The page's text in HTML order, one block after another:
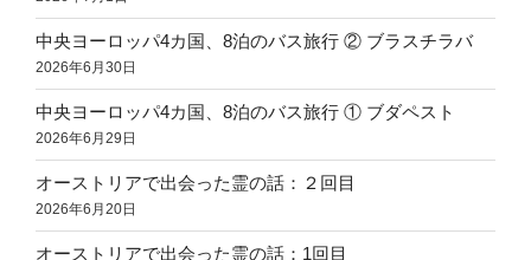
中央ヨーロッパ4カ国、8泊のバス旅行 ② ブラスチラバ
2026年6月30日
中央ヨーロッパ4カ国、8泊のバス旅行 ① ブダペスト
2026年6月29日
オーストリアで出会った霊の話：２回目
2026年6月20日
オーストリアで出会った霊の話：1回目